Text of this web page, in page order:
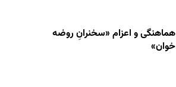
هماهنگی و اعزام «سخنرانِ روضه
خوان»